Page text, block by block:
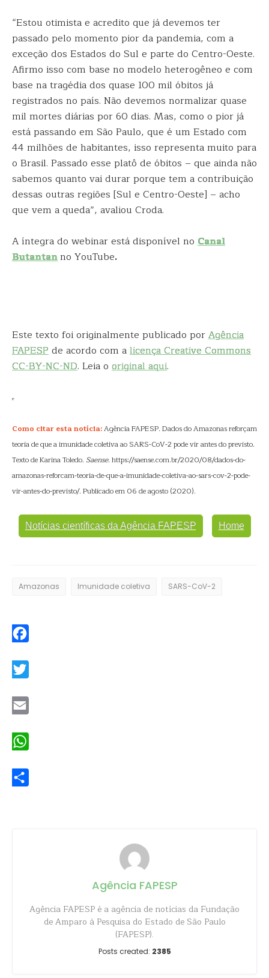
“Estou otimista e acredito que já devemos ter
passado pelo momento pior da pandemia, com a
exceção dos Estados do Sul e parte do Centro-Oeste.
Afirmo isso com base no modelo heterogêneo e com
base na tragédia dos quase 100 mil óbitos já
registrados no país. Não devemos normalizar quase
mil mortes diárias por 60 dias. Mas, como o pior já
está passando em São Paulo, que é um Estado com
44 milhões de habitantes, isso representa muito para
o Brasil. Passado esse platô de óbitos – que ainda não
sabemos quanto vai durar porque tem a contribuição
dessas outras regiões [Sul e Centro-Oeste] – acho
que vem a queda”, avaliou Croda.
A íntegra do webinar está disponível no Canal
Butantanno YouTube.
Este texto foi originalmente publicado porAgência
FAPESPde acordo com alicença Creative Commons
CC-BY-NC-ND. Leia o original aqui.
Como citar esta notícia:Agência FAPESP. Dados do Amazonas reforçam
teoria de que a imunidade coletiva ao SARS-CoV-2 pode vir antes do previsto.
Texto de Karina Toledo. Saense. https://saense.com.br/2020/08/dados-do-
amazonas-reforcam-teoria-de-que-a-imunidade-coletiva-ao-sars-cov-2-pode-
vir-antes-do-previsto/. Publicado em 06 de agosto (2020).
Notícias científicas da Agência FAPESP Home
Amazonas Imunidade coletiva SARS-CoV-2
Agência FAPESP
Agência FAPESP é a agência de notícias da Fundação
de Amparo à Pesquisa do Estado de São Paulo
(FAPESP).
Posts created: 2385